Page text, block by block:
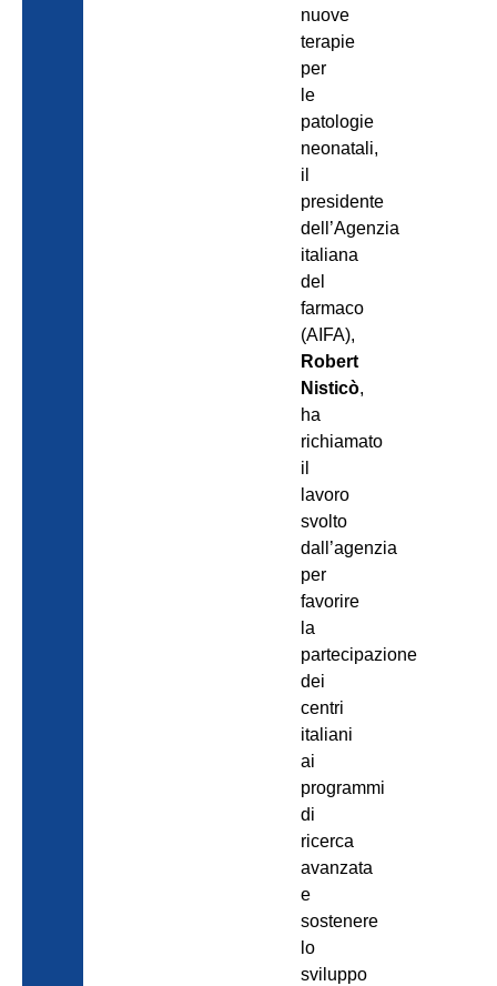
nuove
terapie
per
le
patologie
neonatali,
il
presidente
dell’Agenzia
italiana
del
farmaco
(AIFA),
Robert
Nisticò,
ha
richiamato
il
lavoro
svolto
dall’agenzia
per
favorire
la
partecipazione
dei
centri
italiani
ai
programmi
di
ricerca
avanzata
e
sostenere
lo
sviluppo